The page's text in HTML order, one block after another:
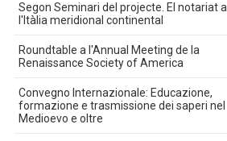
Segon Seminari del projecte. El notariat a
l'Itàlia meridional continental
Roundtable a l'Annual Meeting de la
Renaissance Society of America
Convegno Internazionale: Educazione,
formazione e trasmissione dei saperi nel
Medioevo e oltre